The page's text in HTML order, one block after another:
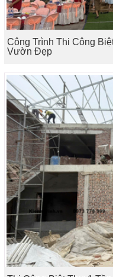
Công Trình Thi Công
Vườn Đẹp